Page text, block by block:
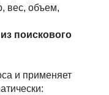
вес, объем,
поискового
и применяет